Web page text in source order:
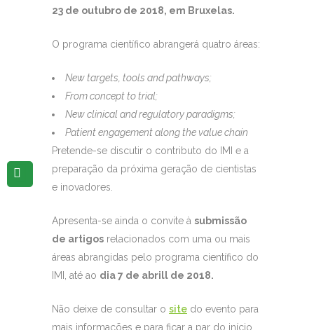
23 de outubro de 2018, em Bruxelas.
O programa científico abrangerá quatro áreas:
New targets, tools and pathways;
From concept to trial;
New clinical and regulatory paradigms;
Patient engagement along the value chain
Pretende-se discutir o contributo do IMI e a
preparação da próxima geração de cientistas
e inovadores.
Apresenta-se ainda o convite à submissão
de artigos relacionados com uma ou mais
áreas abrangidas pelo programa científico do
IMI, até ao dia 7 de abrill de 2018.
Não deixe de consultar o site do evento para
mais informações e para ficar a par do início